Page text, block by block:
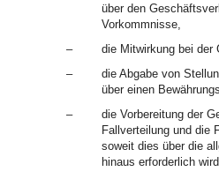
über den
Vorkommnisse,
–
die Mitwirkung bei der
–
die Abgabe von
über einen
–
die Vorbereitung der
Fallverteilung und die
soweit dies über die
hinaus erforderlich